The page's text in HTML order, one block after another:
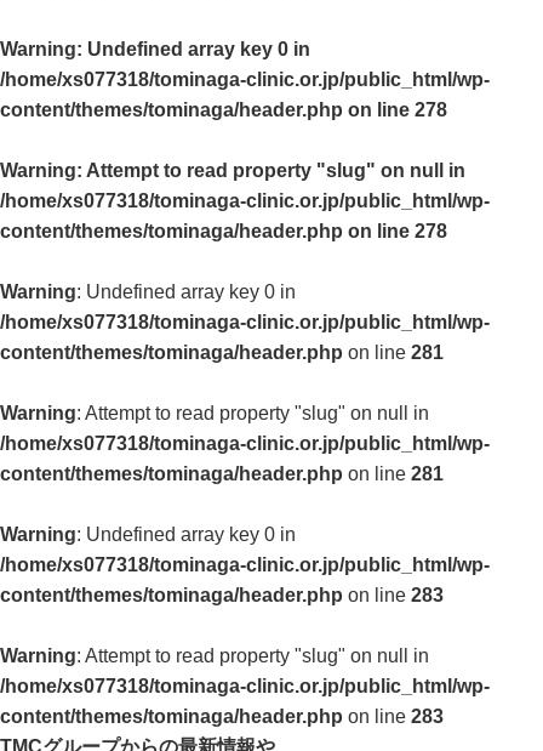
Warning: Undefined array key 0 in
/home/xs077318/tominaga-clinic.or.jp/public_html/wp-
content/themes/tominaga/header.php on line 278
Warning: Attempt to read property "slug" on null in
/home/xs077318/tominaga-clinic.or.jp/public_html/wp-
content/themes/tominaga/header.php on line 278
Warning: Undefined array key 0 in
/home/xs077318/tominaga-clinic.or.jp/public_html/wp-
content/themes/tominaga/header.php on line 281
Warning: Attempt to read property "slug" on null in
/home/xs077318/tominaga-clinic.or.jp/public_html/wp-
content/themes/tominaga/header.php on line 281
Warning: Undefined array key 0 in
/home/xs077318/tominaga-clinic.or.jp/public_html/wp-
content/themes/tominaga/header.php on line 283
Warning: Attempt to read property "slug" on null in
/home/xs077318/tominaga-clinic.or.jp/public_html/wp-
content/themes/tominaga/header.php on line 283
TMCグループからの最新情報や